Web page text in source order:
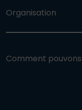
Organisation
Comment